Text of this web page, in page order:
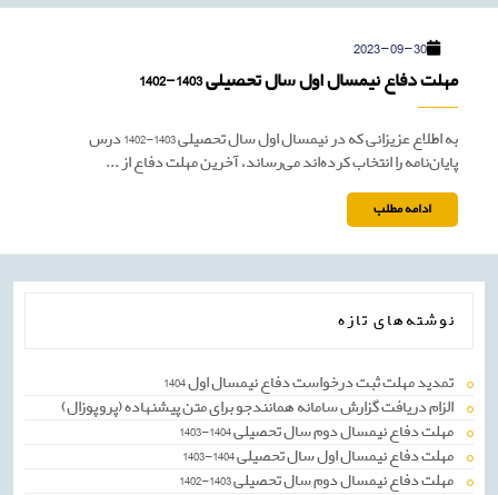
2023-09-30
2023-
09-
30
مهلت دفاع نیمسال اول سال تحصیلی 1403-1402
اول
سال
تحصیلی
به اطلاع عزیزانی که در نیمسال اول سال تحصیلی 1403-1402 درس
پایان‌نامه را انتخاب کرده‌اند می‌رساند، آخرین مهلت دفاع از ...
ادامه مطلبادامه
مطلب
نوشته‌های تازه
تمدید مهلت ثبت درخواست دفاع نیمسال اول 1404
الزام دریافت گزارش سامانه همانندجو برای متن پیشنهاده (پروپوزال)
مهلت دفاع نیمسال دوم سال تحصیلی 1404-1403
مهلت دفاع نیمسال اول سال تحصیلی 1404-1403
مهلت دفاع نیمسال دوم سال تحصیلی 1403-1402